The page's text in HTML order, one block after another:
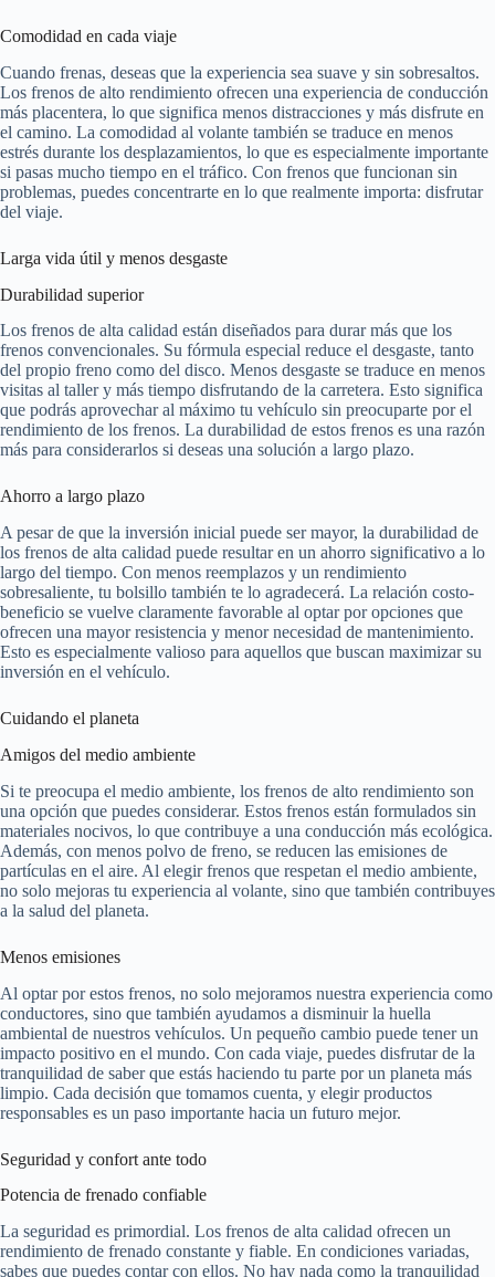
Comodidad en cada viaje
Cuando frenas, deseas que la experiencia sea suave y sin sobresaltos.
Los frenos de alto rendimiento ofrecen una experiencia de conducción
más placentera, lo que significa menos distracciones y más disfrute en
el camino. La comodidad al volante también se traduce en menos
estrés durante los desplazamientos, lo que es especialmente importante
si pasas mucho tiempo en el tráfico. Con frenos que funcionan sin
problemas, puedes concentrarte en lo que realmente importa: disfrutar
del viaje.
Larga vida útil y menos desgaste
Durabilidad superior
Los frenos de alta calidad están diseñados para durar más que los
frenos convencionales. Su fórmula especial reduce el desgaste, tanto
del propio freno como del disco. Menos desgaste se traduce en menos
visitas al taller y más tiempo disfrutando de la carretera. Esto significa
que podrás aprovechar al máximo tu vehículo sin preocuparte por el
rendimiento de los frenos. La durabilidad de estos frenos es una razón
más para considerarlos si deseas una solución a largo plazo.
Ahorro a largo plazo
A pesar de que la inversión inicial puede ser mayor, la durabilidad de
los frenos de alta calidad puede resultar en un ahorro significativo a lo
largo del tiempo. Con menos reemplazos y un rendimiento
sobresaliente, tu bolsillo también te lo agradecerá. La relación costo-
beneficio se vuelve claramente favorable al optar por opciones que
ofrecen una mayor resistencia y menor necesidad de mantenimiento.
Esto es especialmente valioso para aquellos que buscan maximizar su
inversión en el vehículo.
Cuidando el planeta
Amigos del medio ambiente
Si te preocupa el medio ambiente, los frenos de alto rendimiento son
una opción que puedes considerar. Estos frenos están formulados sin
materiales nocivos, lo que contribuye a una conducción más ecológica.
Además, con menos polvo de freno, se reducen las emisiones de
partículas en el aire. Al elegir frenos que respetan el medio ambiente,
no solo mejoras tu experiencia al volante, sino que también contribuyes
a la salud del planeta.
Menos emisiones
Al optar por estos frenos, no solo mejoramos nuestra experiencia como
conductores, sino que también ayudamos a disminuir la huella
ambiental de nuestros vehículos. Un pequeño cambio puede tener un
impacto positivo en el mundo. Con cada viaje, puedes disfrutar de la
tranquilidad de saber que estás haciendo tu parte por un planeta más
limpio. Cada decisión que tomamos cuenta, y elegir productos
responsables es un paso importante hacia un futuro mejor.
Seguridad y confort ante todo
Potencia de frenado confiable
La seguridad es primordial. Los frenos de alta calidad ofrecen un
rendimiento de frenado constante y fiable. En condiciones variadas,
sabes que puedes contar con ellos. No hay nada como la tranquilidad